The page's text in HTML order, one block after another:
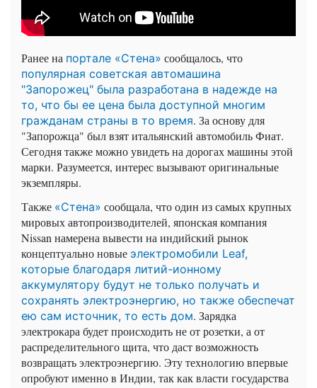
Ранее на портале «Стена» сообщалось, что
популярная советская автомашина
"Запорожец" была разработана в надежде на
то, что бы ее цена была доступной многим
гражданам страны в то время. За основу для
"Запорожца" был взят итальянский автомобиль Фиат.
Сегодня также можно увидеть на дорогах машины этой
марки. Разумеется, интерес вызывают оригинальные
экземпляры.
Также «Стена» сообщала, что один из самых крупных
мировых автопроизводителей, японская компания
Nissan намерена вывести на индийский рынок
концептуально новые электромобили Leaf,
которые благодаря литий-ионному
аккумулятору будут не только получать и
сохранять электроэнергию, но также обеспечат
ею сам источник, то есть дом. Зарядка
электрокара будет происходить не от розетки, а от
распределительного щита, что даст возможность
возвращать электроэнергию. Эту технологию впервые
опробуют именно в Индии, так как власти государства